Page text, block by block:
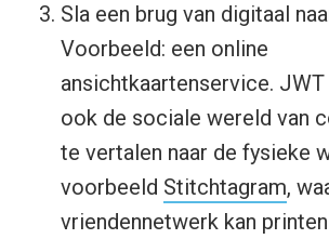
Sla een brug van digitaal
Voorbeeld: een online
ansichtkaartenservice.
ook de sociale wereld van
te vertalen naar de fysieke
voorbeeld Stitchtagram,
vriendennetwerk kan